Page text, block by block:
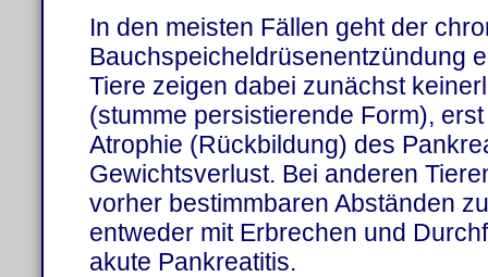
In den meisten Fällen geht der
Bauchspeicheldrüsenentzündung
Tiere zeigen dabei zunächst
(stumme persistierende Form),
Atrophie (Rückbildung) des
Gewichtsverlust. Bei anderen
vorher bestimmbaren Abständen
entweder mit Erbrechen und
akute Pankreatitis.